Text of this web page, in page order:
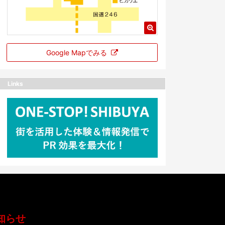
Google Mapでみる
Links
らせ